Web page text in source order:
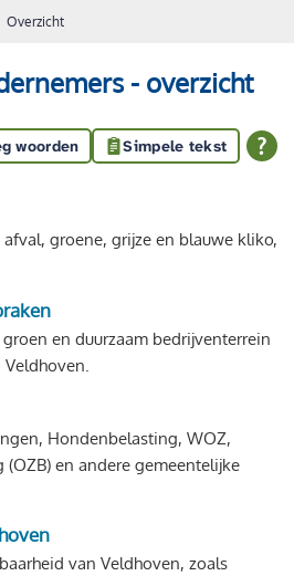
Overzicht
- overzicht
woorden Simpele tekst
groene, grijze en blauwe kliko,
en duurzaam bedrijventerrein
Hondenbelasting, WOZ,
en andere gemeentelijke
van Veldhoven, zoals